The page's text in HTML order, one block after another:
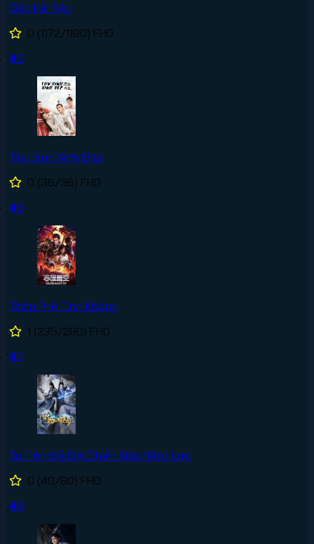
Đảo Hải Tặc
0 (1172/1190) FHD
#5
Thư Sinh Xinh Đẹp
0 (36/36) FHD
#6
Thôn Phệ Tinh Không
1 (235/280) FHD
#7
Tu Tiên Giả Đại Chiến Siêu Năng Lực
0 (40/80) FHD
#8